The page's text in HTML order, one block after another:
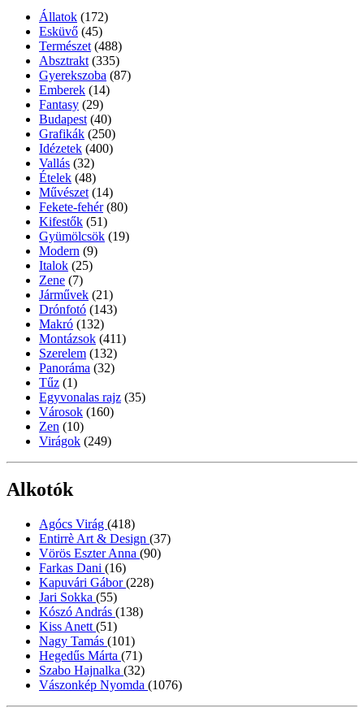
Állatok (172)
Esküvő (45)
Természet (488)
Absztrakt (335)
Gyerekszoba (87)
Emberek (14)
Fantasy (29)
Budapest (40)
Grafikák (250)
Idézetek (400)
Vallás (32)
Ételek (48)
Művészet (14)
Fekete-fehér (80)
Kifestők (51)
Gyümölcsök (19)
Modern (9)
Italok (25)
Zene (7)
Járművek (21)
Drónfotó (143)
Makró (132)
Montázsok (411)
Szerelem (132)
Panoráma (32)
Tűz (1)
Egyvonalas rajz (35)
Városok (160)
Zen (10)
Virágok (249)
Alkotók
Agócs Virág (418)
Entirrè Art & Design (37)
Vörös Eszter Anna (90)
Farkas Dani (16)
Kapuvári Gábor(228)
Jari Sokka (55)
Kószó András (138)
Kiss Anett (51)
Nagy Tamás (101)
Hegedűs Márta (71)
Szabo Hajnalka (32)
Vászonkép Nyomda (1076)